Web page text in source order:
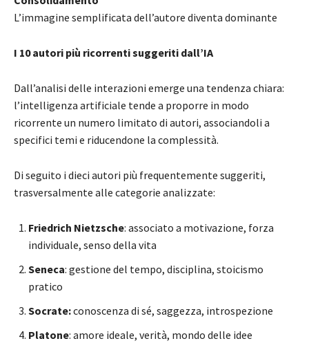
L’immagine semplificata dell’autore diventa dominante
I 10 autori più ricorrenti suggeriti dall’IA
Dall’analisi delle interazioni emerge una tendenza chiara:
l’intelligenza artificiale tende a proporre in modo
ricorrente un numero limitato di autori, associandoli a
specifici temi e riducendone la complessità.
Di seguito i dieci autori più frequentemente suggeriti,
trasversalmente alle categorie analizzate:
Friedrich Nietzsche: associato a motivazione, forza
individuale, senso della vita
Seneca: gestione del tempo, disciplina, stoicismo
pratico
Socrate:conoscenza di sé, saggezza, introspezione
Platone: amore ideale, verità, mondo delle idee